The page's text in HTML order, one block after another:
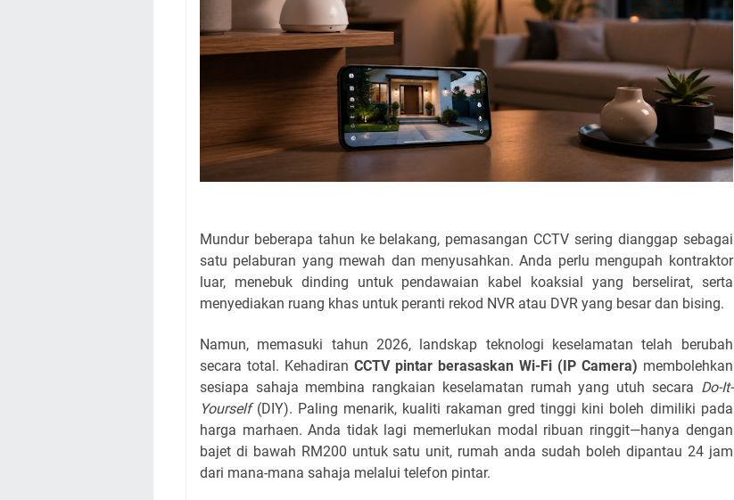
Mundur beberapa tahun ke belakang, pemasangan CCTV sering dianggap sebagai
satu pelaburan yang mewah dan menyusahkan. Anda perlu mengupah kontraktor
luar, menebuk dinding untuk pendawaian kabel koaksial yang berselirat, serta
menyediakan ruang khas untuk peranti rekod NVR atau DVR yang besar dan bising.
Namun, memasuki tahun 2026, landskap teknologi keselamatan telah berubah
secara total. Kehadiran CCTV pintar berasaskan Wi-Fi (IP Camera) membolehkan
sesiapa sahaja membina rangkaian keselamatan rumah yang utuh secara Do-It-
Yourself(DIY). Paling menarik, kualiti rakaman gred tinggi kini boleh dimiliki pada
harga marhaen. Anda tidak lagi memerlukan modal ribuan ringgit—hanya dengan
bajet di bawah RM200 untuk satu unit, rumah anda sudah boleh dipantau 24 jam
dari mana-mana sahaja melalui telefon pintar.